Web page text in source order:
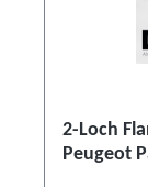
2-Loch
Peugeot